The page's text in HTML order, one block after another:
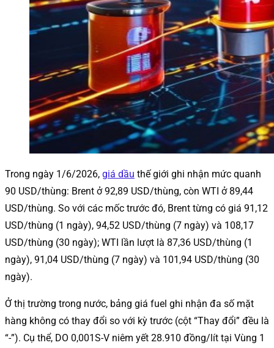
Trong ngày 1/6/2026, giá dầu thế giới ghi nhận mức quanh
90 USD/thùng: Brent ở 92,89 USD/thùng, còn WTI ở 89,44
USD/thùng. So với các mốc trước đó, Brent từng có giá 91,12
USD/thùng (1 ngày), 94,52 USD/thùng (7 ngày) và 108,17
USD/thùng (30 ngày); WTI lần lượt là 87,36 USD/thùng (1
ngày), 91,04 USD/thùng (7 ngày) và 101,94 USD/thùng (30
ngày).
Ở thị trường trong nước, bảng giá fuel ghi nhận đa số mặt
hàng không có thay đổi so với kỳ trước (cột “Thay đổi” đều là
“-”). Cụ thể, DO 0,001S-V niêm yết 28.910 đồng/lít tại Vùng 1